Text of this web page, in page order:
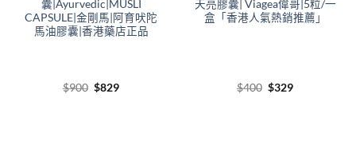
囊|Ayurvedic|MUSLI
CAPSULE|金剛馬|阿育吠陀
馬油膠囊|香港藥店正品
$900 Original
$829Current
天亮膠囊| Viagea偉哥|5粒/一
盒「香港人氣熱銷推薦」
$400 Original
$329Current